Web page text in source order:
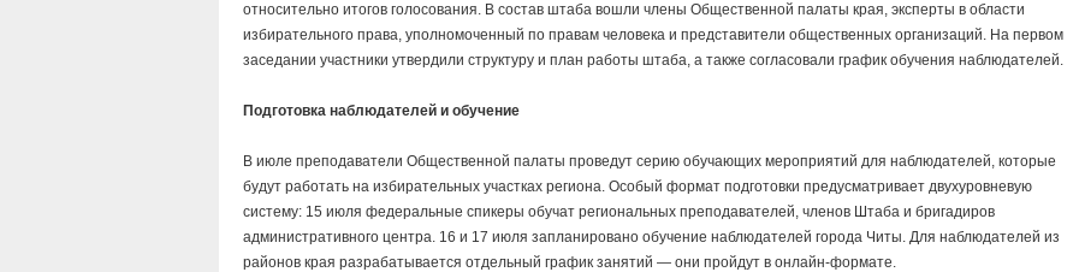
относительно итогов голосования. В состав штаба вошли члены Общественной палаты края, эксперты в области
избирательного права, уполномоченный по правам человека и представители общественных организаций. На первом
заседании участники утвердили структуру и план работы штаба, а также согласовали график обучения наблюдателей.
Подготовка наблюдателей и обучение
В июле преподаватели Общественной палаты проведут серию обучающих мероприятий для наблюдателей, которые
будут работать на избирательных участках региона. Особый формат подготовки предусматривает двухуровневую
систему: 15 июля федеральные спикеры обучат региональных преподавателей, членов Штаба и бригадиров
административного центра. 16 и 17 июля запланировано обучение наблюдателей города Читы. Для наблюдателей из
районов края разрабатывается отдельный график занятий — они пройдут в онлайн‑формате.